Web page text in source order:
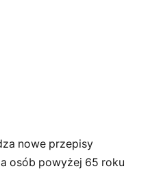
nowe przepisy
osób powyżej 65 roku